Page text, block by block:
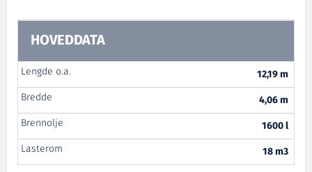
HOVEDDATA
Lengde o.a.
12,19 m
Bredde
4,06 m
Brennolje
1600 l
Lasterom
18 m3